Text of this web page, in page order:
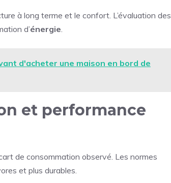
à long terme et le confort. L’évaluation des
d’énergie
d'acheter une maison en bord de
et performance
de consommation observé. Les normes
et plus durables.